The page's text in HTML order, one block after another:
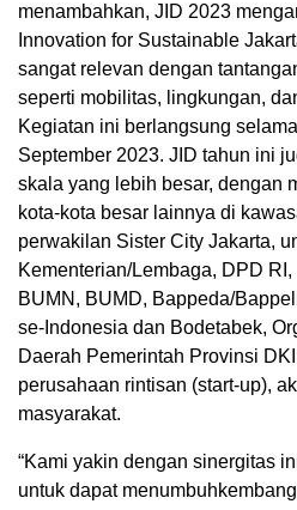
menambahkan, JID 2023
Innovation for Sustainable
sangat relevan dengan
seperti mobilitas, lingkungan,
Kegiatan ini berlangsung
September 2023. JID tahun ini
skala yang lebih besar, dengan
kota-kota besar lainnya di
perwakilan Sister City Jakarta,
Kementerian/Lembaga, DPD
BUMN, BUMD, Bappeda/
se-Indonesia dan Bodetabek,
Daerah Pemerintah Provinsi
perusahaan rintisan (start-up),
masyarakat.
“Kami yakin dengan sinergitas
untuk dapat